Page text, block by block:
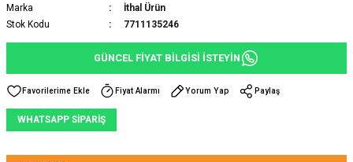
Marka
İthal Ürün
Stok Kodu
7711135246
GÜNCEL FİYAT BİLGİSİ İSTEYİN
Fiyat Alarmı Yorum Yap Paylaş
WHATSAPP SİPARİŞ